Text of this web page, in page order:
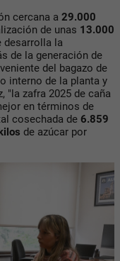
cercana a 29.000
de unas 13.000
desarrolla la
de la generación de
del bagazo de
interno de la planta y
"la zafra 2025 de caña
en términos de
cosechada de 6.859
de azúcar por